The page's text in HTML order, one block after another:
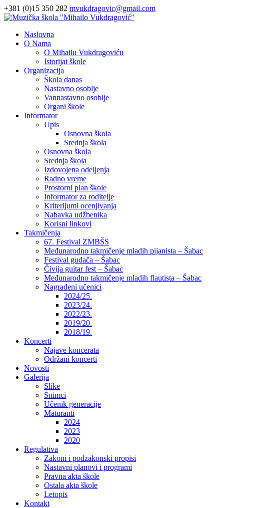
+381 (0)15 350 282 mvukdragovic@gmail.com
Naslovna
O Nama
O Mihailu Vukdragoviću
Istorijat škole
Organizacija
Škola danas
Nastavno osoblje
Vannastavno osoblje
Organi škole
Informator
Upis
Osnovna škola
Srednja škola
Osnovna škola
Srednja škola
Izdovojena odeljenja
Radno vreme
Prostorni plan škole
Informator za roditelje
Kriterijumi ocenjivanja
Nabavka udžbenika
Korisni linkovi
Takmičenja
67. Festival ZMBŠS
Međunarodno takmičenje mladih pijanista – Šabac
Festival gudača – Šabac
Čivija guitar fest – Šabac
Međunarodno takmičenje mladih flautista – Šabac
Nagrađeni učenici
2024/25.
2023/24.
2022/23.
2019/20.
2018/19.
Koncerti
Najave koncerata
Održani koncerti
Novosti
Galerija
Slike
Snimci
Učenik generacije
Maturanti
2024
2023
2020
Regulativa
Zakoni i podzakonski propisi
Nastavni planovi i programi
Pravna akta škole
Ostala akta škole
Letopis
Kontakt